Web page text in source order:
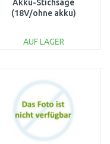
Akku-Stichsäge
(18V/ohne akku)
AUF LAGER
Vergleichen